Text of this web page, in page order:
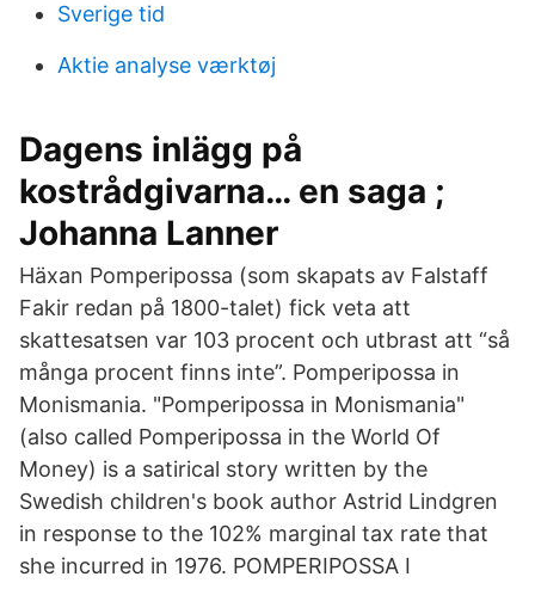
Sverige tid
Aktie analyse værktøj
Dagens inlägg på
kostrådgivarna… en saga ;
Johanna Lanner
Häxan Pomperipossa (som skapats av Falstaff
Fakir redan på 1800-talet) fick veta att
skattesatsen var 103 procent och utbrast att “så
många procent finns inte”. Pomperipossa in
Monismania. "Pomperipossa in Monismania"
(also called Pomperipossa in the World Of
Money) is a satirical story written by the
Swedish children's book author Astrid Lindgren
in response to the 102% marginal tax rate that
she incurred in 1976. POMPERIPOSSA I